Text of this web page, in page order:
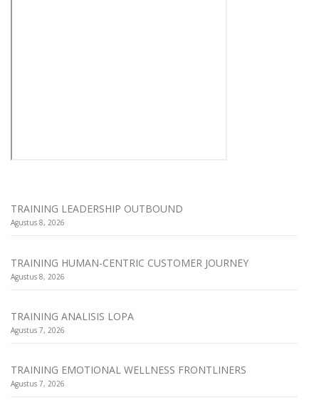
TRAINING LEADERSHIP OUTBOUND
Agustus 8, 2026
TRAINING HUMAN-CENTRIC CUSTOMER JOURNEY
Agustus 8, 2026
TRAINING ANALISIS LOPA
Agustus 7, 2026
TRAINING EMOTIONAL WELLNESS FRONTLINERS
Agustus 7, 2026